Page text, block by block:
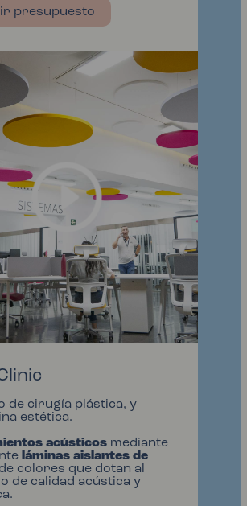
presupuesto
de cirugía plástica, y
estética.
acústicosmediante
láminas aislantes de
colores que dotan al
de calidad acústica y